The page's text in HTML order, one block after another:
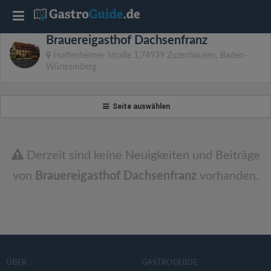
Brauereigasthof Dachsenfranz
Hoffenheimer Straße 1,74939 Zuzenhausen, Baden-
Württemberg
Seite auswählen
Derzeit sind keine Neuigkeiten und Beiträge
von Brauereigasthof Dachsenfranz vorhanden.
ÜBER GASTROGUIDE
T
o
e